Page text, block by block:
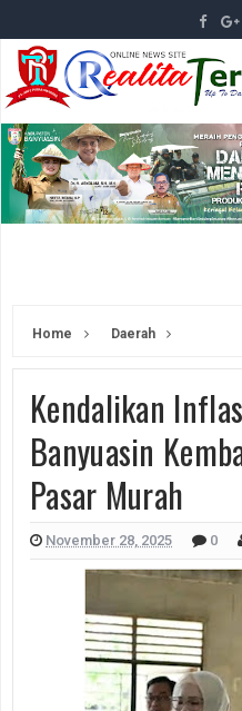
Home Daerah
Kendalikan
Banyuasin
Pasar Murah
November 28, 2025 0